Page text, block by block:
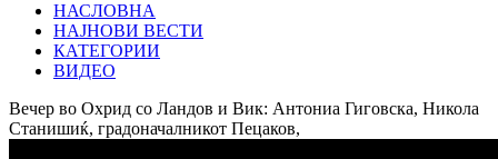
НАСЛОВНА
НАЈНОВИ ВЕСТИ
КАТЕГОРИИ
ВИДЕО
Вечер во Охрид со Ландов и Вик: Антониа Гиговска, Никола
Станишиќ, градоначалникот Пецаков,